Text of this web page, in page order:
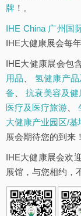
牌 ！。
IHE China 广州国
IHE大健康展会每
IHE大健康展会包
用品
氢健康产
备 、抗衰美容及健
医疗及医疗旅游
大健康产业园区/基
展会期待您的到来！
IHE大健康展会欢
展馆，与您相约，